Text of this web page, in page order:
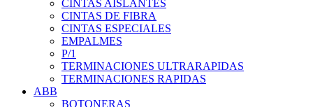
CINTAS AISLANTES
CINTAS DE FIBRA
CINTAS ESPECIALES
EMPALMES
P/1
TERMINACIONES ULTRARAPIDAS
TERMINACIONES RAPIDAS
ABB
BOTONERAS